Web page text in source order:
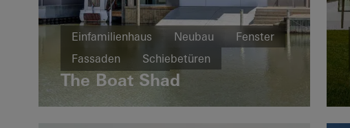
Einfamilienhaus Neubau
Fenster
Fassaden
Schiebetüren
Australien
The Boat Shad